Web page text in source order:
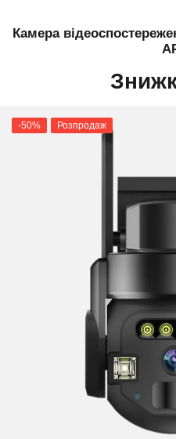
Камера
-50% Розпродаж